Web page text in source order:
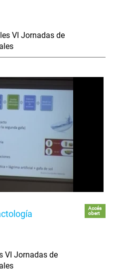
VI Jornadas de
Accés
obert
VI Jornadas de